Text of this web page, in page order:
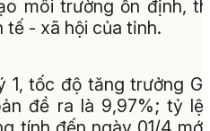
môi trường ổn định,
tế - xã hội của tỉnh.
1, tốc độ tăng trưởng
đề ra là 9,97%; tỷ lệ